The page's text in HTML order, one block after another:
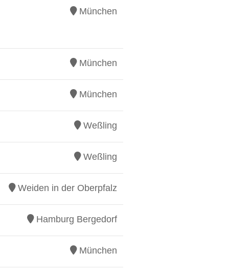
München
München
München
Weßling
Weßling
Weiden in der Oberpfalz
Hamburg Bergedorf
München